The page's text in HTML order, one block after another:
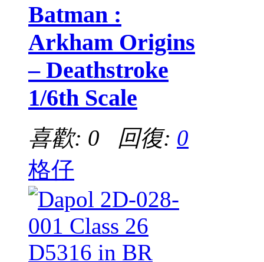
Batman :
Arkham Origins
– Deathstroke
1/6th Scale
喜歡: 0 回復: 0
格仔